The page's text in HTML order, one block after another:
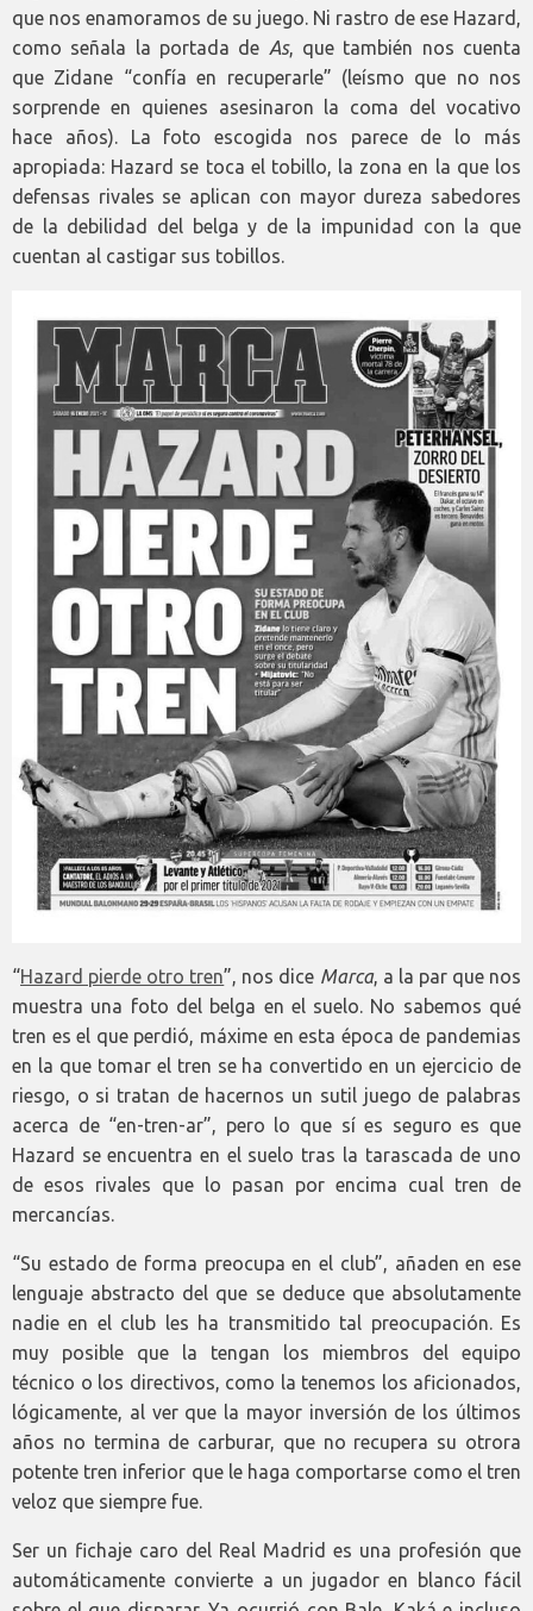
que nos enamoramos de su juego. Ni rastro de ese Hazard,
como señala la portada de As, que también nos cuenta
que Zidane “confía en recuperarle” (leísmo que no nos
sorprende en quienes asesinaron la coma del vocativo
hace años). La foto escogida nos parece de lo más
apropiada: Hazard se toca el tobillo, la zona en la que los
defensas rivales se aplican con mayor dureza sabedores
de la debilidad del belga y de la impunidad con la que
cuentan al castigar sus tobillos.
“Hazard pierde otro tren”, nos dice Marca, a la par que nos
muestra una foto del belga en el suelo. No sabemos qué
tren es el que perdió, máxime en esta época de pandemias
en la que tomar el tren se ha convertido en un ejercicio de
riesgo, o si tratan de hacernos un sutil juego de palabras
acerca de “en-tren-ar”, pero lo que sí es seguro es que
Hazard se encuentra en el suelo tras la tarascada de uno
de esos rivales que lo pasan por encima cual tren de
mercancías.
“Su estado de forma preocupa en el club”, añaden en ese
lenguaje abstracto del que se deduce que absolutamente
nadie en el club les ha transmitido tal preocupación. Es
muy posible que la tengan los miembros del equipo
técnico o los directivos, como la tenemos los aficionados,
lógicamente, al ver que la mayor inversión de los últimos
años no termina de carburar, que no recupera su otrora
potente tren inferior que le haga comportarse como el tren
veloz que siempre fue.
Ser un fichaje caro del Real Madrid es una profesión que
automáticamente convierte a un jugador en blanco fácil